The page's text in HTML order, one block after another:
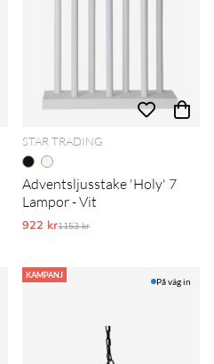
STAR TRADING
Adventsljusstake 'Holy' 7
Lampor - Vit
922 krOrdinarie pris:
1153 kr
KAMPANJ
På väg in